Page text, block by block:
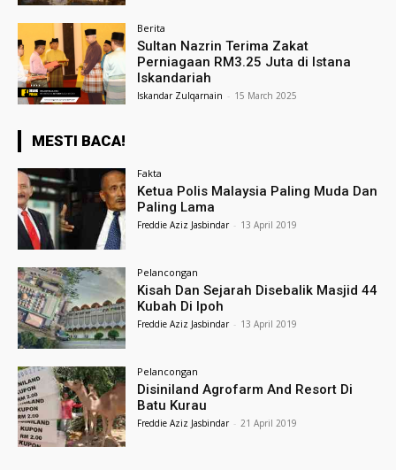
Berita
Sultan Nazrin Terima Zakat
Perniagaan RM3.25 Juta di Istana
Iskandariah
Iskandar Zulqarnain - 15 March 2025
MESTI BACA!
Fakta
Ketua Polis Malaysia Paling Muda Dan
Paling Lama
Freddie Aziz Jasbindar - 13 April 2019
Pelancongan
Kisah Dan Sejarah Disebalik Masjid 44
Kubah Di Ipoh
Freddie Aziz Jasbindar - 13 April 2019
Pelancongan
Disiniland Agrofarm And Resort Di
Batu Kurau
Freddie Aziz Jasbindar - 21 April 2019